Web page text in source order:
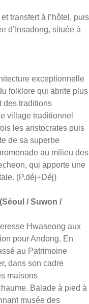
transfert à l’hôtel, puis
d’Insadong, située à
exceptionnelle
folklore qui abrite plus
des traditions
village traditionnel
les aristocrates puis
de sa superbe
au milieu des
qui apporte une
(P.déj+Déj)
/ Suwon /
Hwaseong aux
pour Andong. En
au Patrimoine
dans son cadre
maisons
Balade à pied à
musée des